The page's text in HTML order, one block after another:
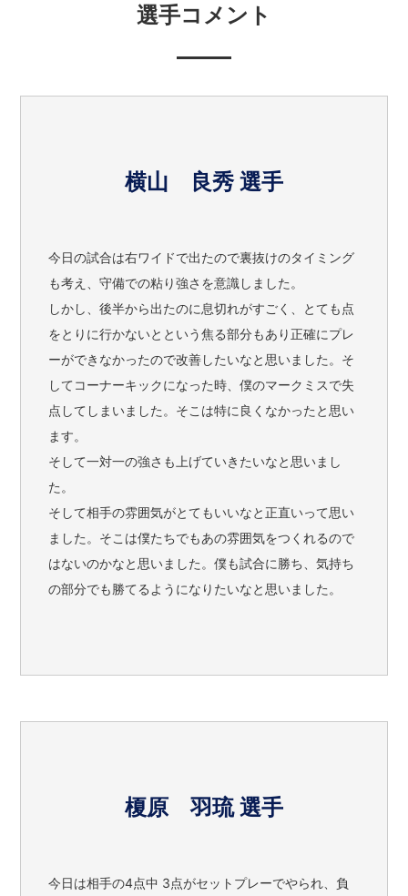
選手コメント
横山 良秀 選手
今日の試合は右ワイドで出たので裏抜けのタイミング
も考え、守備での粘り強さを意識しました。
しかし、後半から出たのに息切れがすごく、とても点
をとりに行かないとという焦る部分もあり正確にプレ
ーができなかったので改善したいなと思いました。そ
してコーナーキックになった時、僕のマークミスで失
点してしまいました。そこは特に良くなかったと思い
ます。
そして一対一の強さも上げていきたいなと思いまし
た。
そして相手の雰囲気がとてもいいなと正直いって思い
ました。そこは僕たちでもあの雰囲気をつくれるので
はないのかなと思いました。僕も試合に勝ち、気持ち
の部分でも勝てるようになりたいなと思いました。
榎原 羽琉 選手
今日は相手の4点中 3点がセットプレーでやられ、負